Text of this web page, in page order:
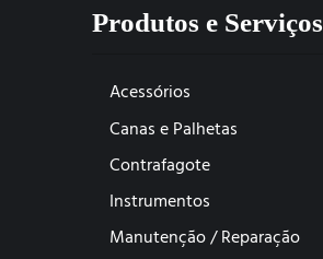
Produtos e Serviços
Acessórios
Canas e Palhetas
Contrafagote
Instrumentos
Manutenção / Reparação